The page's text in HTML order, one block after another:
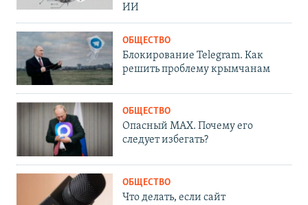
ИИ
ОБЩЕСТВО
Блокирование Telegram. Как
решить проблему крымчанам
ОБЩЕСТВО
Опасный MAX. Почему его
следует избегать?
ОБЩЕСТВО
Что делать, если сайт